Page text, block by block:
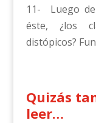
11- Luego
éste, ¿los
distópicos?
Quizás
leer…